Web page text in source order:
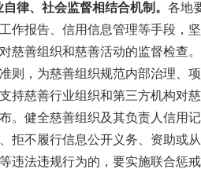
律、社会监督相结合机制。 各地
作报告、信用信息管理等手段，
慈善组织和慈善活动的监督检查
则，为慈善组织规范内部治理、
持慈善行业组织和第三方机构对
。健全慈善组织及其负责人信用
拒不履行信息公开义务、资助或
违法违规行为的，要实施联合惩